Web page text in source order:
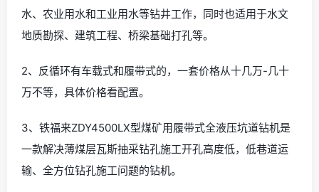
水、农业用水和工业用水等钻井工作，同时也适用于水文
地质勘探、建筑工程、桥梁基础打孔等。
2、反循环有车载式和履带式的，一套价格从十几万-几十
万不等，具体价格看配置。
3、铁福来ZDY4500LX型煤矿用履带式全液压坑道钻机是
一款解决薄煤层瓦斯抽采钻孔施工开孔高度低，低巷道运
输、全方位钻孔施工问题的钻机。